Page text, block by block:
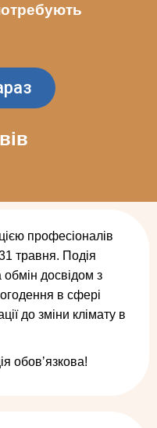
професіоналів
травня. Подія
досвідом з
в сфері
до зміни клімату в
обовʼязкова!